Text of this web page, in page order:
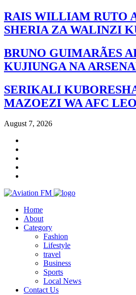
RAIS WILLIAM RUTO
SHERIA ZA WALINZI
BRUNO GUIMARÃES
KUJIUNGA NA
SERIKALI
MAZOEZI WA AFC
August 7, 2026
Home
About
Category
Fashion
Lifestyle
travel
Business
Sports
Local News
Contact Us